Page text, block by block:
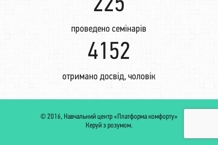
проведено семінарів
4315
отримано досвід, чоловік
© 2016, Навчальний центр «Платформа комфорту»
Керуй з розумом.